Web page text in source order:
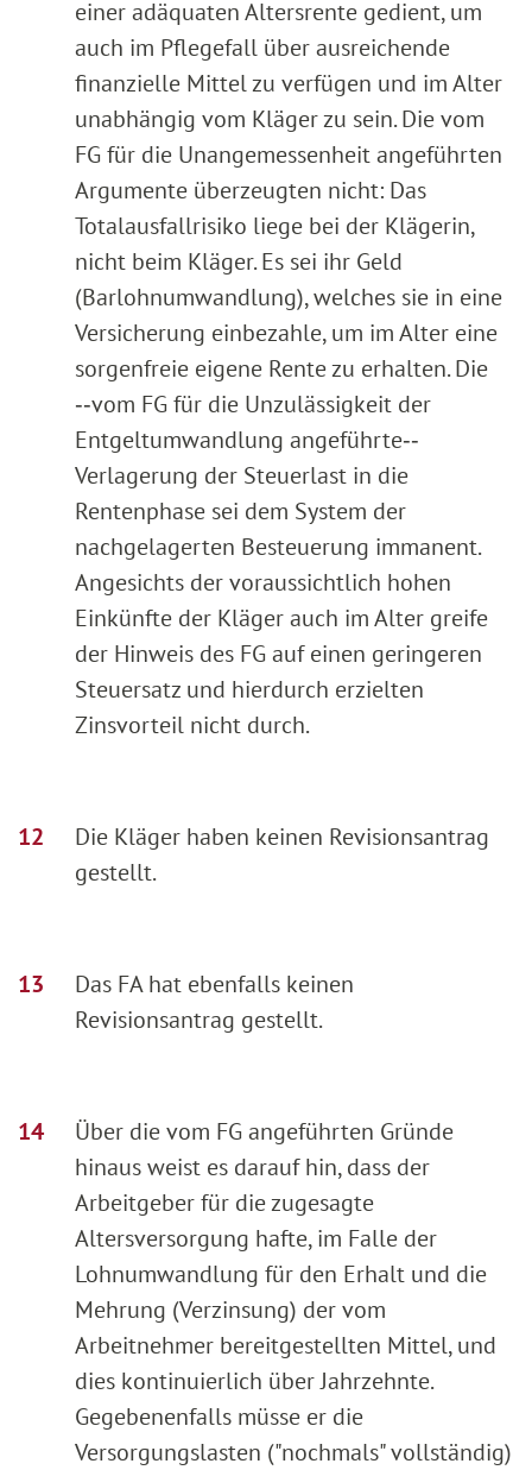
einer adäquaten Altersrente gedient, um
auch im Pflegefall über ausreichende
finanzielle Mittel zu verfügen und im Alter
unabhängig vom Kläger zu sein. Die vom
FG für die Unangemessenheit angeführten
Argumente überzeugten nicht: Das
Totalausfallrisiko liege bei der Klägerin,
nicht beim Kläger. Es sei ihr Geld
(Barlohnumwandlung), welches sie in eine
Versicherung einbezahle, um im Alter eine
sorgenfreie eigene Rente zu erhalten. Die
‑‑vom FG für die Unzulässigkeit der
Entgeltumwandlung angeführte‑‑
Verlagerung der Steuerlast in die
Rentenphase sei dem System der
nachgelagerten Besteuerung immanent.
Angesichts der voraussichtlich hohen
Einkünfte der Kläger auch im Alter greife
der Hinweis des FG auf einen geringeren
Steuersatz und hierdurch erzielten
Zinsvorteil nicht durch.
Die Kläger haben keinen Revisionsantrag
gestellt.
Das FA hat ebenfalls keinen
Revisionsantrag gestellt.
Über die vom FG angeführten Gründe
hinaus weist es darauf hin, dass der
Arbeitgeber für die zugesagte
Altersversorgung hafte, im Falle der
Lohnumwandlung für den Erhalt und die
Mehrung (Verzinsung) der vom
Arbeitnehmer bereitgestellten Mittel, und
dies kontinuierlich über Jahrzehnte.
Gegebenenfalls müsse er die
Versorgungslasten ("nochmals" vollständig)